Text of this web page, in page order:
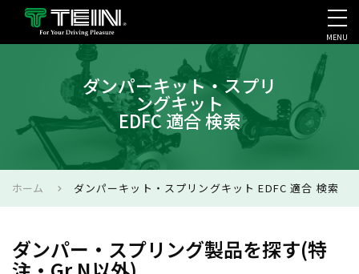
会社案内・採用・IR
MENU
ダンパーキット・スプリ
ングキット
EDFC 適合 検索
ホーム ダンパーキット・スプリングキット EDFC 適合 検索
ダンパー・スプリング製品を探す(特